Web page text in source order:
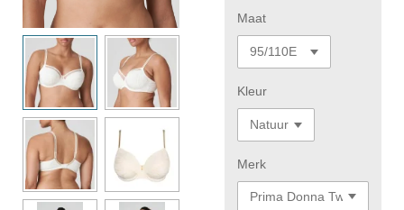
Maat
Kleur
Merk